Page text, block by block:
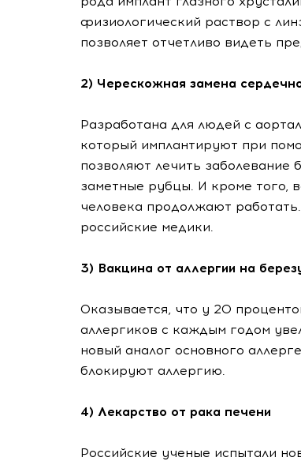
физиологический раствор с
позволяет отчетливо видеть
2) Черескожная замена
Разработана для людей с
который имплантируют при
позволяют лечить заболевание
заметные рубцы. И кроме того,
человека продолжают
российские медики.
3) Вакцина от аллергии на
Оказывается, что у 20
аллергиков с каждым годом
новый аналог основного
блокируют аллергию.
4) Лекарство от рака печени
Российские ученые испытали